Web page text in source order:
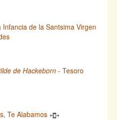
de la Santsima Virgen
de Hackeborn - Tesoro
Te Alabamos